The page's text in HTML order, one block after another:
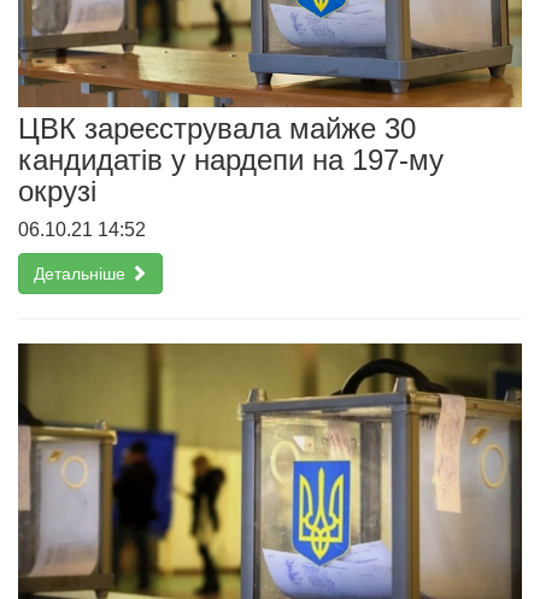
ЦВК зареєструвала майже 30
кандидатів у нардепи на 197-му
окрузі
06.10.21 14:52
Детальніше